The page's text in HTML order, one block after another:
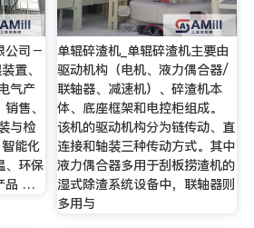
公司－
置、
气产
售、
与检
能化
、环保
品 …
单辊碎渣机_单辊碎渣机主要由
驱动机构（电机、液力偶合器/
联轴器、减速机）、碎渣机本
体、底座框架和电控柜组成。
该机的驱动机构分为链传动、直
连接和轴装三种传动方式。其中
液力偶合器多用于刮板捞渣机的
湿式除渣系统设备中，联轴器则
多用与